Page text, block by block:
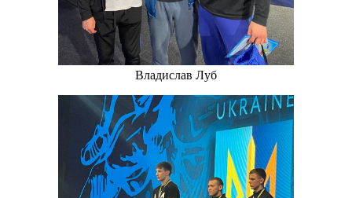
Владислав Луб